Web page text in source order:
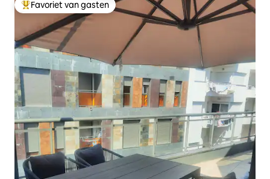
Topfavoriet van gasten
Favoriet van gasten